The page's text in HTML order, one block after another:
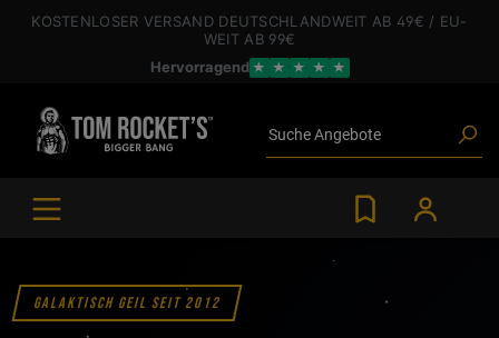
springen
KOSTENLOSER VERSANDDEUTSCHLANDWEIT AB 49€ / EU-
WEIT AB 99€
Hervorragend ★ ★ ★ ★ ★
GALAKTISCH GEIL SEIT 2012
Suche
Toys
Marken
Gleitgel
Poppers